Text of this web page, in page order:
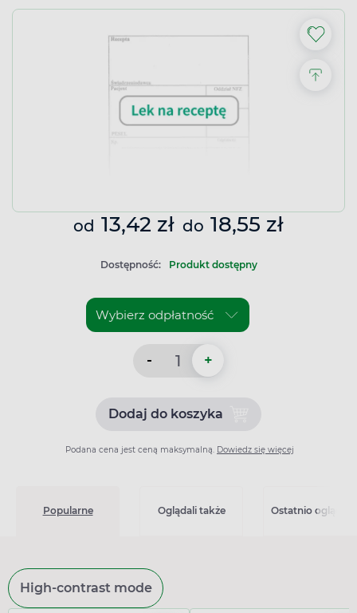
od 13,42 zł do 18,55 zł
Dostępność: Produkt dostępny
- +
Dodaj do koszykaDodaj do koszyka
Podana cena jest ceną maksymalną. Dowiedz się więcej
Popularne Oglądali także Ostatnio
High-contrast mode